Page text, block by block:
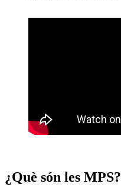
¿Què són les MPS?